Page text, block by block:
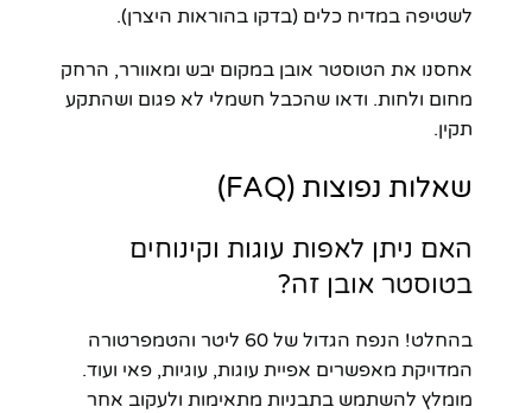
לשטיפה במדיח כלים (בדקו בהוראות היצרן).
אחסנו את הטוסטר אובן במקום יבש ומאוורר, הרחק
מחום ולחות. ודאו שהכבל חשמלי לא פגום ושהתקע
תקין.
שאלות נפוצות (FAQ)
האם ניתן לאפות עוגות וקינוחים
בטוסטר אובן זה?
בהחלט! הנפח הגדול של 60 ליטר והטמפרטורה
המדויקת מאפשרים אפיית עוגות, עוגיות, פאי ועוד.
מומלץ להשתמש בתבניות מתאימות ולעקוב אחר